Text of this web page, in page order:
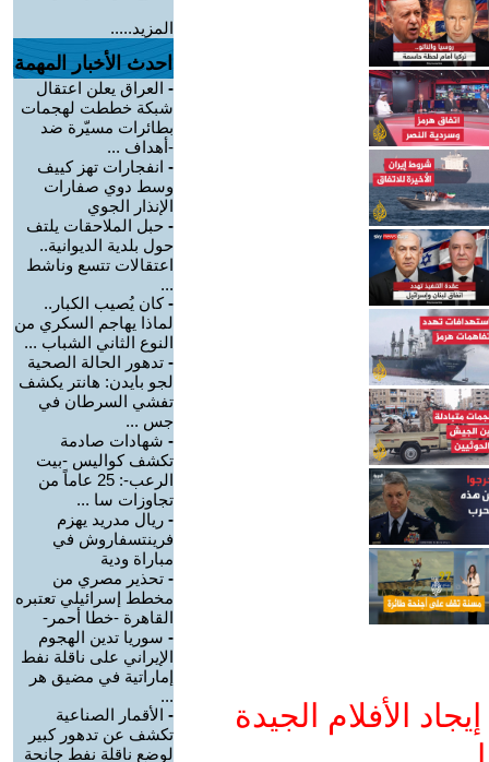
الأفلام الجيدة
المزيد.....
احدث الأخبار المهمة
- العراق يعلن اعتقال
شبكة خططت لهجمات
بطائرات مسيّرة ضد
-أهداف ...
- انفجارات تهز كييف
وسط دوي صفارات
الإنذار الجوي
- حبل الملاحقات يلتف
حول بلدية الديوانية..
اعتقالات تتسع وناشط
...
-كان يُصيب الكبار..
لماذا يهاجم السكري من
النوع الثاني الشباب ...
- تدهور الحالة الصحية
لجو بايدن: هانتر يكشف
تفشي السرطان في
جس ...
- شهادات صادمة
تكشف كواليس -بيت
الرعب-: 25 عاماً من
تجاوزات سا ...
- ريال مدريد يهزم
فرينتسفاروش في
مباراة ودية
- تحذير مصري من
مخطط إسرائيلي تعتبره
القاهرة -خطا أحمر-
- سوريا تدين الهجوم
الإيراني على ناقلة نفط
إماراتية في مضيق هر
...
- الأقمار الصناعية
تكشف عن تدهور كبير
لوضع ناقلة نفط جانحة